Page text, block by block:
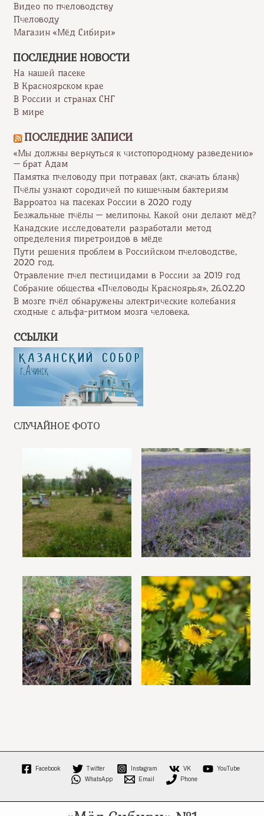
Видео по пчеловодству
Пчеловоду
Магазин «Мёд Сибири»
ПОСЛЕДНИЕ НОВОСТИ
На нашей пасеке
В Красноярском крае
В России и странах СНГ
В мире
ПОСЛЕДНИЕ ЗАПИСИ
«Мы должны вернуться к чистопородному разведению»
— брат Адам
Памятка пчеловоду при потравах (акт, скачать бланк)
Пчёлы узнают сородичей по кишечным бактериям
Варроатоз на пасеках России в 2020 году
Безжальные пчёлы — мелипоны. Какой они делают мёд?
Канадские исследователи разработали метод
определения пиретроидов в мёде
Пути решения проблем в Российском пчеловодстве,
2020 год.
Отравление пчел пестицидами в России за 2019 год
Собрание общества «Пчеловоды Красноярья», 26.02.20
В мозге пчёл обнаружены электрические колебания
сходные с альфа-ритмом мозга человека.
ССЫЛКИ
СЛУЧАЙНОЕ ФОТО
Facebook Twitter Instagram VK
YouTube
WhatsApp
Email Phone